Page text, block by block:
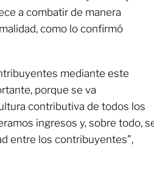
a combatir de manera
como lo confirmó
mediante este
porque se va
contributiva de todos los
ingresos y, sobre todo,
entre los contribuyentes”,